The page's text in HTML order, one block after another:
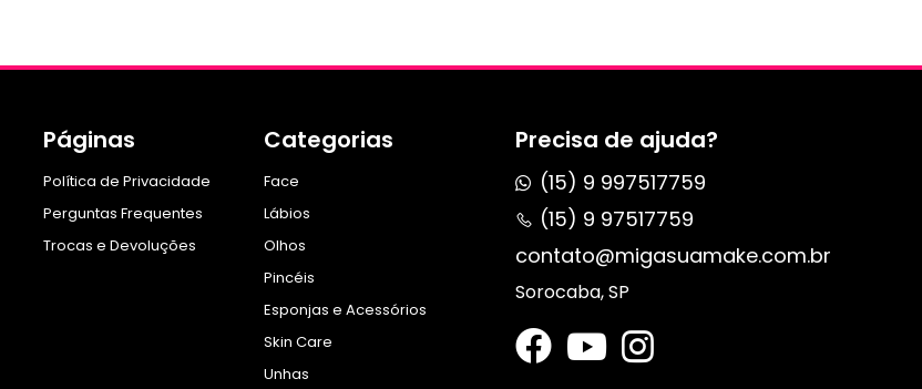
Precisa de ajuda?
(15) 9 997517759
(15) 9 97517759
contato@migasuamake.com.br
Sorocaba, SP
Páginas
Política de Privacidade
Perguntas Frequentes
Trocas e Devoluções
Categorias
Face
Lábios
Olhos
Pincéis
Esponjas e Acessórios
Skin Care
Unhas